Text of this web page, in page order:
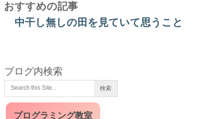
おすすめの記事
中干し無しの田を見ていて思うこと
ブログ内検索
プログラミング教室